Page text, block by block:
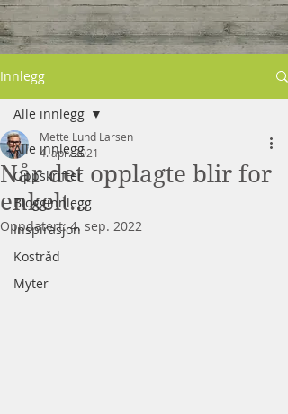
Innlegg
Alle innlegg
Oppskrifter
Blogginnlegg
Inspirasjon
Kostråd
Myter
Alle innlegg
Når det opplagte blir for
enkelt...
Mette Lund Larsen
4. apr. 2021
Oppdatert:4. sep. 2022